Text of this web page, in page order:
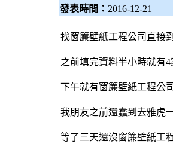
發表時間： 2016-12-21
找窗簾壁紙工程公司直接
之前填完資料半小時就有4
下午就有窗簾壁紙工程公
我朋友之前還蠢到去雅虎
等了三天還沒窗簾壁紙工